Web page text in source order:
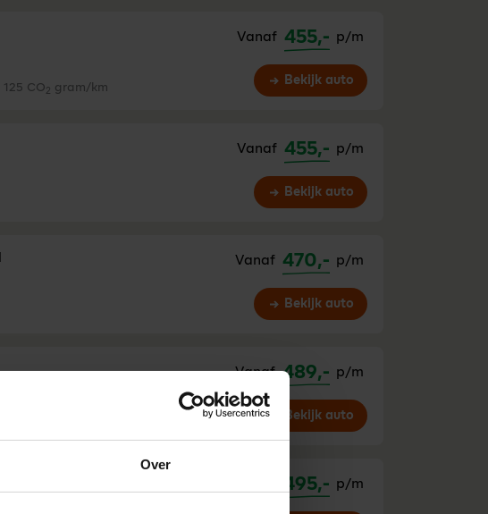
Over
125 CO 2 gram/km
Vanaf 455,- p/m
Bekijk auto
Vanaf 455,- p/m
Bekijk auto
Vanaf 470,- p/m
Bekijk auto
Vanaf 489,- p/m
Bekijk auto
495,- p/m